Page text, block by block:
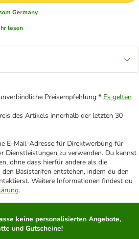
Germany
lesen
Preisempfehlung * Es gelten
des Artikels innerhalb der letzten 30
E-Mail-Adresse für Direktwerbung für
Dienstleistungen zu verwenden. Du kannst
ohne dass hierfür andere als die
Basistarifen entstehen, indem du den
Weitere Informationen findest du
.
keine personalisierten Angebote,
und Gutscheine!